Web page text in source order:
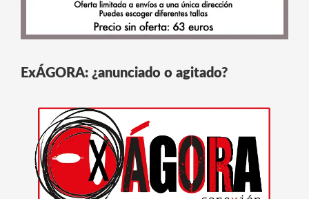
ExÁGORA: ¿anunciado o agitado?